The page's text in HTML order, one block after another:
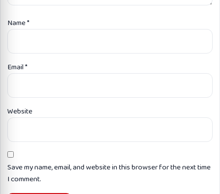
Name*
Email*
Website
Save my name, email, and website in this browser for the next time
I comment.